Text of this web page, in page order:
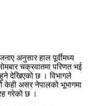
अनुसार हाल पूर्वीमध्य
चक्रवातमा परिणत भई
देखिएको छ । विभागले
केही असर नेपालको भूभागमा
गरेको छ ।